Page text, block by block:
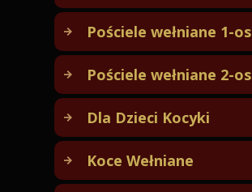
Pościele wełniane 1-os
Pościele wełniane Camel (69)
Pościele wełniane Kaszmir
(51)
Pościele wełniane Merynos
Pościele wełniane Merynos
Pościele wełniane 2-os
Pościele wełniane Camel (283)
Pościele wełniane Kaszmir
Pościele wełniane Merynos
Dla Dzieci Kocyki
Kocyki dla maluchów (20)
Koce Wełniane